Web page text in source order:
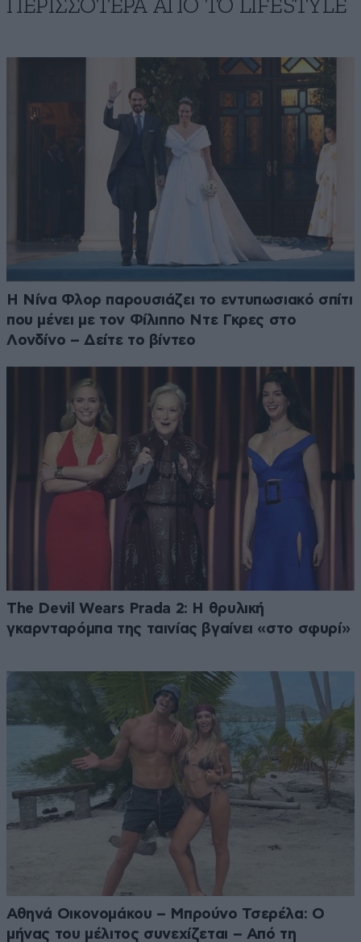
ΠΕΡΙΣΣΟΤΕΡΑ ΑΠΟ ΤΟ LIFESTYLE
Η Νίνα Φλορ παρουσιάζει το εντυπωσιακό σπίτι
που μένει με τον Φίλιππο Ντε Γκρες στο
Λονδίνο – Δείτε το βίντεο
The Devil Wears Prada 2: Η θρυλική
γκαρνταρόμπα της ταινίας βγαίνει «στο σφυρί»
Αθηνά Οικονομάκου – Μπρούνο Τσερέλα: Ο
μήνας του μέλιτος συνεχίζεται – Από τη